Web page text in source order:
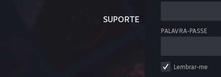
SUPORTE
PALAVRA-PASSE
Lembrar-me